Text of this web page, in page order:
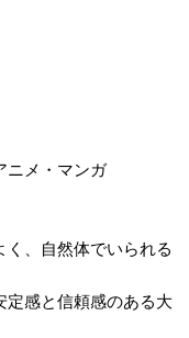
ニメ・マンガ
、自然体でいられる
定感と信頼感のある大